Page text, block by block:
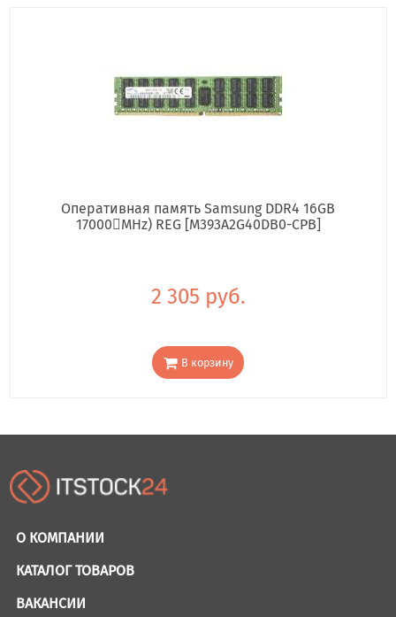
Оперативная память Samsung DDR4 16GB
17000񢋕MHz) REG [M393A2G40DB0-CPB]
2 305 руб.
В корзину
О КОМПАНИИ
КАТАЛОГ ТОВАРОВ
ВАКАНСИИ